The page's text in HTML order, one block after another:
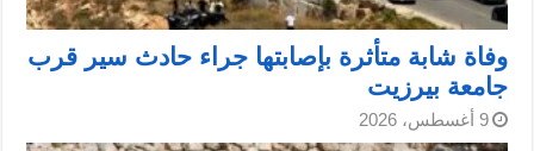
وفاة شابة متأثرة بإصابتها جراء حادث سير قرب
جامعة بيرزيت
9 أغسطس، 2026